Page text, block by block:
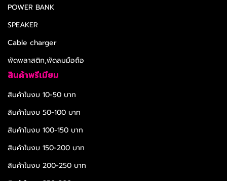
POWER BANK
SPEAKER
Cable charger
พัดพลาสติก,พัดลมมือถือ
สินค้าพรีเมียม
สินค้าในงบ 10-50 บาท
สินค้าในงบ 50-100 บาท
สินค้าในงบ 100-150 บาท
สินค้าในงบ 150-200 บาท
สินค้าในงบ 200-250 บาท